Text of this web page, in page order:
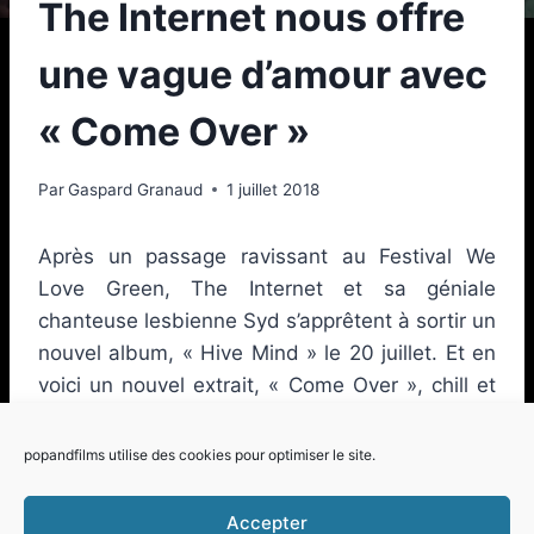
popandfilms utilise des cookies pour optimiser le site.
Accepter
The Internet nous offre
une vague d’amour avec
« Come Over »
ParGaspard Granaud 1 juillet 2018
Après un passage ravissant au Festival We
Love Green, The Internet et sa géniale
chanteuse lesbienne Syd s’apprêtent à sortir un
nouvel album, « Hive Mind » le 20 juillet. Et en
voici un nouvel extrait, « Come Over », chill et
en mode old school une de ses voisines.